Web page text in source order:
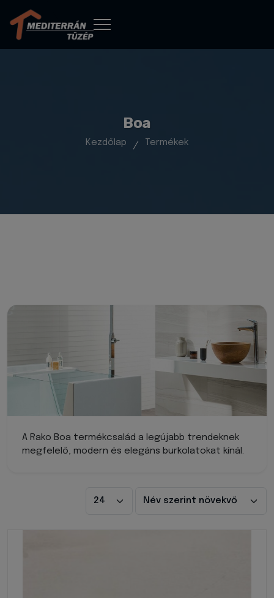
Boa
Kezdőlap Termékek
A Rako Boa termékcsalád a legújabb trendeknek
megfelelő, modern és elegáns burkolatokat kínál.